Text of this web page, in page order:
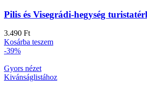
Pilis és Visegrádi-hegység
3.490 Ft
Kosárba teszem
-39%
Gyors nézet
Kivánságlistához